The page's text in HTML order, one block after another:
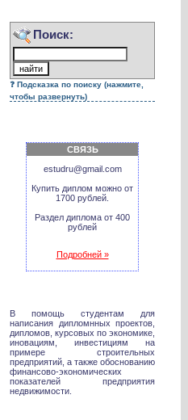
Поиск:
Подсказка по поиску (нажмите,
чтобы развернуть)
СВЯЗЬ
estudru@gmail.com
Купить диплом можно от
1700 рублей.
Раздел диплома от 400
рублей
Подробней »
В помощь студентам для
написания дипломнных проектов,
дипломов, курсовых по экономике,
иновациям, инвестициям на
примере строительных
предприятий, а также обоснованию
финансово-экономических
показателей предприятия
недвижимости.